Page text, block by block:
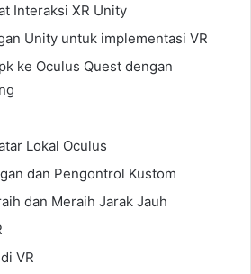
Interaksi XR Unity
Unity untuk implementasi VR
ke Oculus Quest dengan
Lokal Oculus
dan Pengontrol Kustom
dan Meraih Jarak Jauh
VR